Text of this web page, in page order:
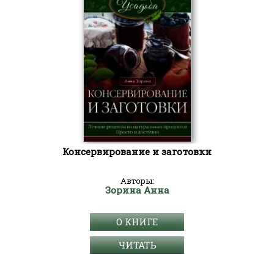
Консервирование и заготовки
Авторы:
Зорина Анна
О КНИГЕ
ЧИТАТЬ